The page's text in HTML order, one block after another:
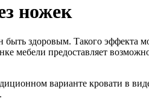
ножек
здоровым. Такого эффекта
мебели предоставляет
варианте кровати в